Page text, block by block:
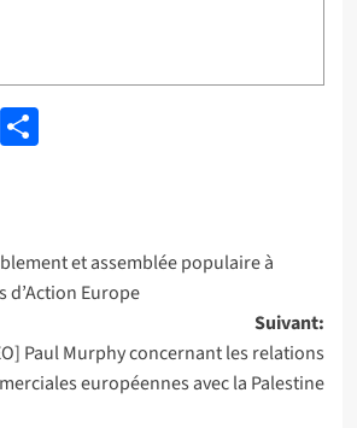
Partager
et assemblée populaire à
d’Action Europe
Suivant:
Paul Murphy concernant les relations
européennes avec la Palestine